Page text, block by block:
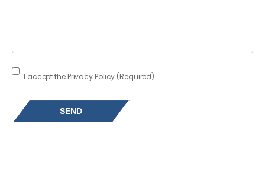
Consent (Required)
I accept the Privacy Policy.(Required)